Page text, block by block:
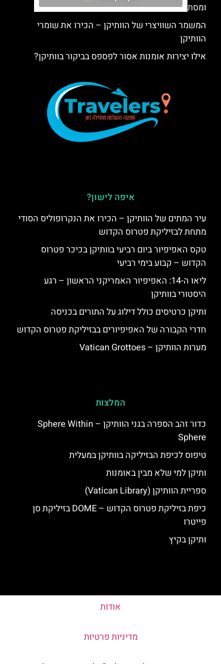
ומסתורית
המשמר השוויצרי של הוותיקן – הכירו את שומרי
הוותיקן
אילו יצירות אומנות אסור לפספס בביקור בוותיקן?
איפה לישון?
עיר המתים של הוותיקן – הכירו את הנקרופוליס הסודי
מתחת לבזיליקת פטרוס הקדוש
טקס האפיפיור ביום רביעי בוותיקן בכיכר פטרוס
הקדוש – קבוע בימי רביעי
ליאו ה-14: האפיפיור האמריקני הראשון – רגע
היסטורי בוותיקן
ותיקן כרטיסים כולל דילוג על התורים בכניסה
חדרי הקבורה של האפיפיורים בבזיליקת פטרוס הקדוש
מערות הוותיקן – Vatican Grottoes
המלצות
כדור זהב הספרה בגני הוותיקן – Sphere Within
Sphere
טיפוס לכיפת הבזיליקה בוותיקן במעלית
ותיקן למי שלא מבין באומנות
ספריית הוותיקן (Vatican Library)
כיפת בזיליקת פטרוס הקדוש – DOME בזיליקת סן
פייטרו
ותיקן בקיץ
אודות
מדיניות פרטיות